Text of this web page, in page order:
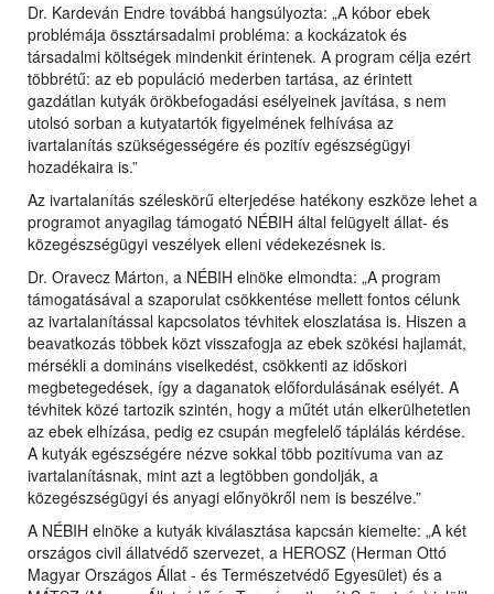
Dr. Kardeván Endre továbbá hangsúlyozta: „A kóbor ebek
problémája össztársadalmi probléma: a kockázatok és
társadalmi költségek mindenkit érintenek. A program célja ezért
többrétű: az eb populáció mederben tartása, az érintett
gazdátlan kutyák örökbefogadási esélyeinek javítása, s nem
utolsó sorban a kutyatartók figyelmének felhívása az
ivartalanítás szükségességére és pozitív egészségügyi
hozadékaira is.”
Az ivartalanítás széleskörű elterjedése hatékony eszköze lehet a
programot anyagilag támogató NÉBIH által felügyelt állat- és
közegészségügyi veszélyek elleni védekezésnek is.
Dr. Oravecz Márton, a NÉBIH elnöke elmondta: „A program
támogatásával a szaporulat csökkentése mellett fontos célunk
az ivartalanítással kapcsolatos tévhitek eloszlatása is. Hiszen a
beavatkozás többek közt visszafogja az ebek szökési hajlamát,
mérsékli a domináns viselkedést, csökkenti az időskori
megbetegedések, így a daganatok előfordulásának esélyét. A
tévhitek közé tartozik szintén, hogy a műtét után elkerülhetetlen
az ebek elhízása, pedig ez csupán megfelelő táplálás kérdése.
A kutyák egészségére nézve sokkal több pozitívuma van az
ivartalanításnak, mint azt a legtöbben gondolják, a
közegészségügyi és anyagi előnyökről nem is beszélve.”
A NÉBIH elnöke a kutyák kiválasztása kapcsán kiemelte: „A két
országos civil állatvédő szervezet, a HEROSZ (Herman Ottó
Magyar Országos Állat - és Természetvédő Egyesület) és a